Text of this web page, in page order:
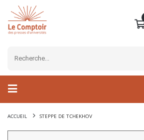
ACCUEIL STEPPE DE TCHEKHOV